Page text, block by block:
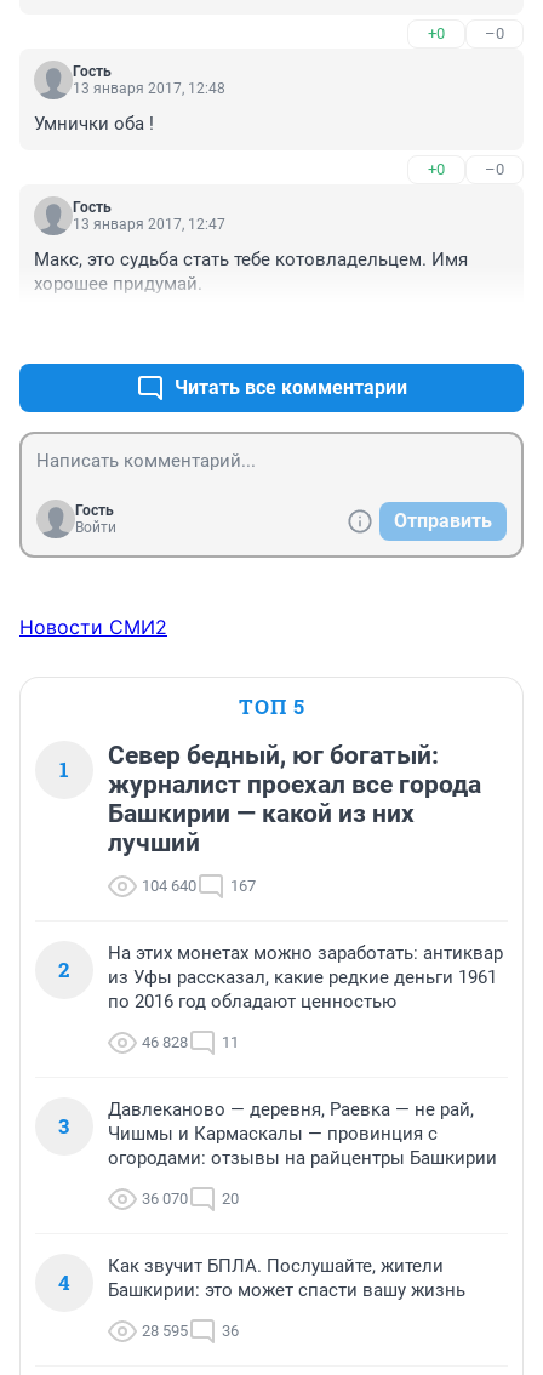
+0 –0
Гость
13 января 2017, 12:48
Умнички оба !
+0 –0
Гость
13 января 2017, 12:47
Макс, это судьба стать тебе котовладельцем. Имя
хорошее придумай.
Читать все комментарии
Гость
Войти
Отправить
Новости СМИ2
ТОП 5
1
Север бедный, юг богатый:
журналист проехал все города
Башкирии — какой из них
лучший
104 640 167
2
На этих монетах можно заработать: антиквар
из Уфы рассказал, какие редкие деньги 1961
по 2016 год обладают ценностью
46 828 11
3
Давлеканово — деревня, Раевка — не рай,
Чишмы и Кармаскалы — провинция с
огородами: отзывы на райцентры Башкирии
36 070 20
4
Как звучит БПЛА. Послушайте, жители
Башкирии: это может спасти вашу жизнь
28 595 36